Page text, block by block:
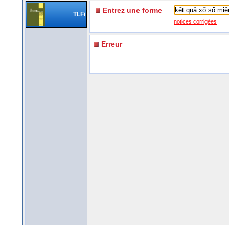
TLFi Entrez une forme
notices corrigées
Erreur